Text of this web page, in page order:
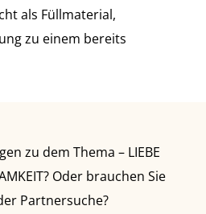
als Füllmaterial,
zu einem bereits
zu dem Thema – LIEBE
Oder brauchen Sie
Partnersuche?